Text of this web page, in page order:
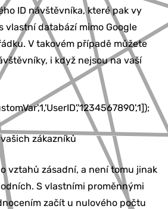
ID návštěvníka, které pak vy
vlastní databází mimo Google
V takovém případě můžete
i když nejsou na vaší
zákazníků
vztahů zásadní, a není tomu jinak
S vlastními proměnnými
začít u nulového počtu